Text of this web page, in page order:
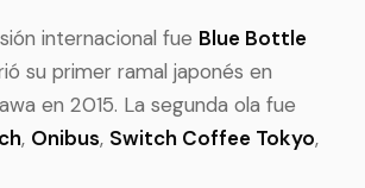
internacional fue Blue Bottle
su primer ramal japonés en
en 2015. La segunda ola fue
, Onibus, Switch Coffee Tokyo,